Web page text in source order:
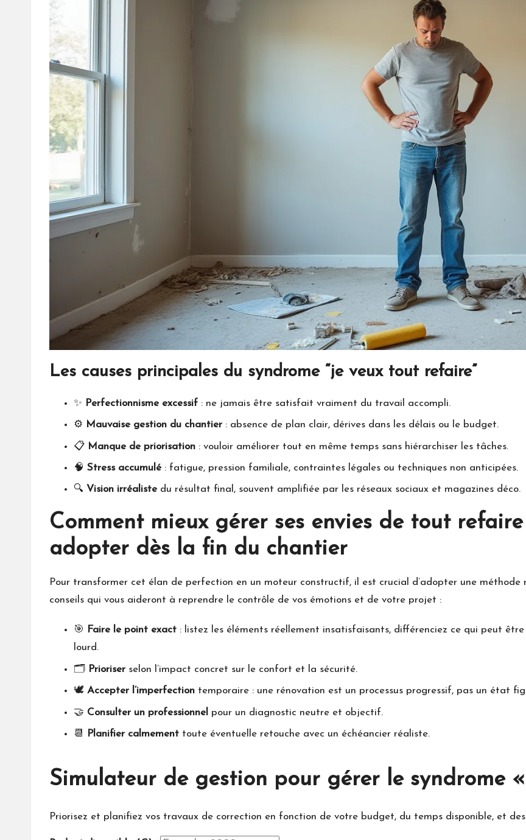
Les causes principales du syndrome “je veux tout refaire”
✨ Perfectionnisme excessif : ne jamais être satisfait vraiment du travail accompli.
⚙️ Mauvaise gestion du chantier : absence de plan clair, dérives dans les délais ou le budget.
📋 Manque de priorisation : vouloir améliorer tout en même temps sans hiérarchiser les tâches.
🧠 Stress accumulé : fatigue, pression familiale, contraintes légales ou techniques non anticipées.
🔍 Vision irréaliste du résultat final, souvent amplifiée par les réseaux sociaux et magazines déco.
Comment mieux gérer ses envies de tout
adopter dès la fin du chantier
Pour transformer cet élan de perfection en un moteur constructif, il est crucial d’adopter une méthode
conseils qui vous aideront à reprendre le contrôle de vos émotions et de votre projet :
🎯 Faire le point exact : listez les éléments réellement insatisfaisants, différenciez ce qui peut
lourd.
🗂️ Prioriser selon l’impact concret sur le confort et la sécurité.
🕊️ Accepter l’imperfection temporaire : une rénovation est un processus progressif, pas un état
🤝 Consulter un professionnel pour un diagnostic neutre et objectif.
📆 Planifier calmement toute éventuelle retouche avec un échéancier réaliste.
Simulateur de gestion pour gérer le syndrome
Priorisez et planifiez vos travaux de correction en fonction de votre budget, du temps disponible, et des